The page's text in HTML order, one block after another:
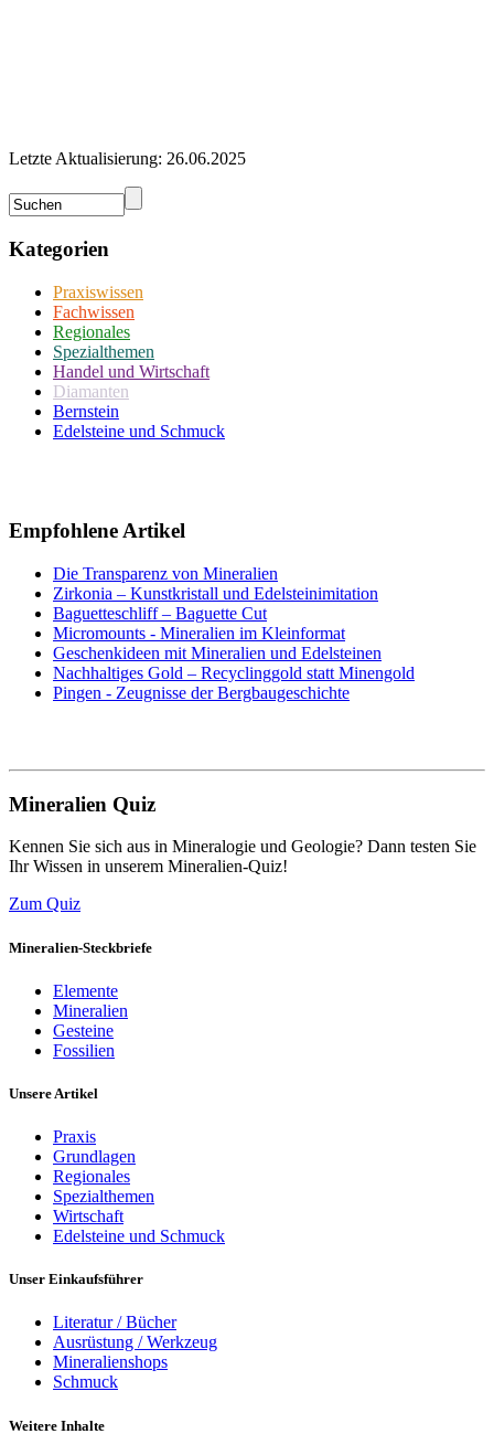
Letzte Aktualisierung: 26.06.2025
Kategorien
Praxiswissen
Fachwissen
Regionales
Spezialthemen
Handel und Wirtschaft
Diamanten
Bernstein
Edelsteine und Schmuck
Empfohlene Artikel
Die Transparenz von Mineralien
Zirkonia – Kunstkristall und Edelsteinimitation
Baguetteschliff – Baguette Cut
Micromounts - Mineralien im Kleinformat
Geschenkideen mit Mineralien und Edelsteinen
Nachhaltiges Gold – Recyclinggold statt Minengold
Pingen - Zeugnisse der Bergbaugeschichte
Mineralien Quiz
Kennen Sie sich aus in Mineralogie und Geologie? Dann testen Sie
Ihr Wissen in unserem Mineralien-Quiz!
Zum Quiz
Mineralien-Steckbriefe
Elemente
Mineralien
Gesteine
Fossilien
Unsere Artikel
Praxis
Grundlagen
Regionales
Spezialthemen
Wirtschaft
Edelsteine und Schmuck
Unser Einkaufsführer
Literatur / Bücher
Ausrüstung / Werkzeug
Mineralienshops
Schmuck
Weitere Inhalte